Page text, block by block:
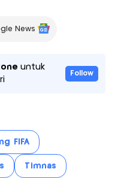
News
untuk
Follow
FIFA
Timnas